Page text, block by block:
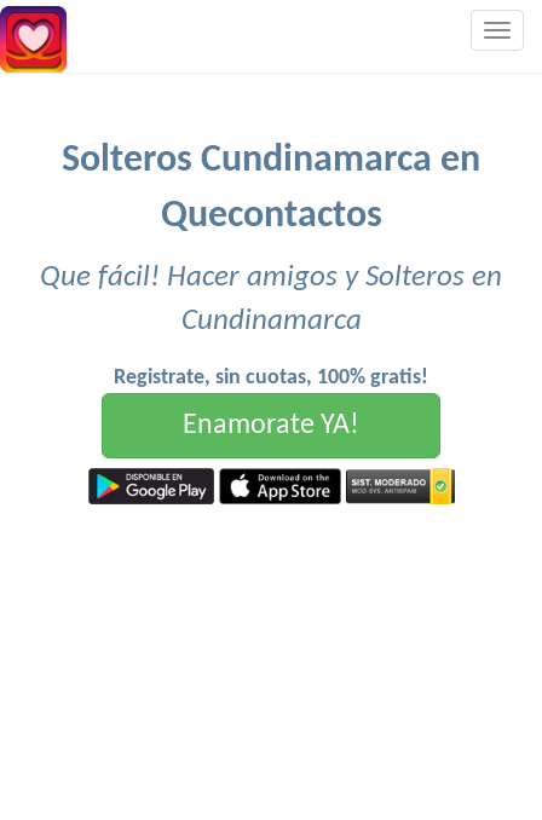
Solteros Cundinamarca en
Quecontactos
Que fácil! Hacer amigos y Solteros en
Cundinamarca
Registrate, sin cuotas, 100% gratis!
Enamorate YA!